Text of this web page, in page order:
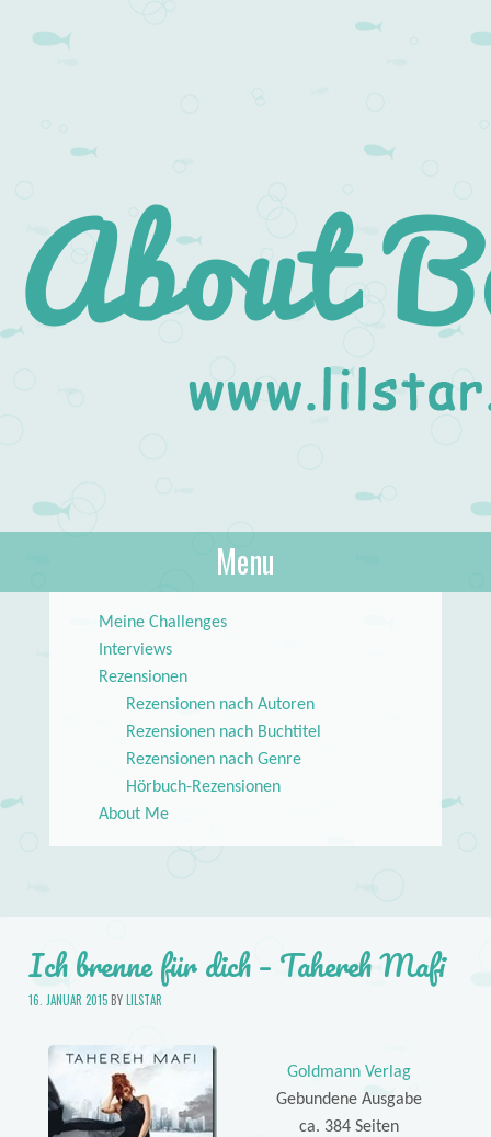
About Books
lilstar.de
Menu
Meine Challenges
Interviews
Rezensionen
Rezensionen nach Autoren
Rezensionen nach Buchtitel
Rezensionen nach Genre
Hörbuch-Rezensionen
About Me
Ich brenne für dich – Tahereh Mafi
16. JANUAR 2015BYLILSTAR
Goldmann Verlag
Gebundene Ausgabe
ca. 384 Seiten